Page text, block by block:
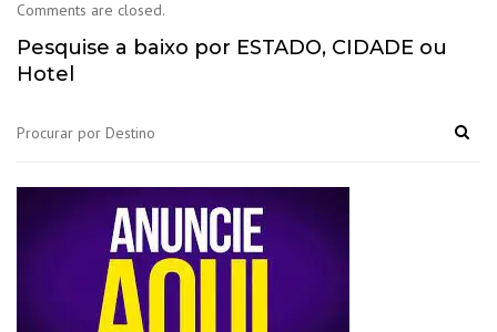
Comments are closed.
Pesquise a baixo por ESTADO, CIDADE ou
Hotel